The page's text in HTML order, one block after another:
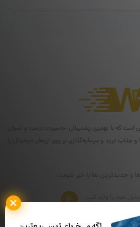
که با بهترین پشتیبانی، به‌صورت درست و اصولی
و جذاب ترید و سرمایه‌گذاری بر روی ارزهای دیجیتال را
و جدیدترین ها با خبر شوید: